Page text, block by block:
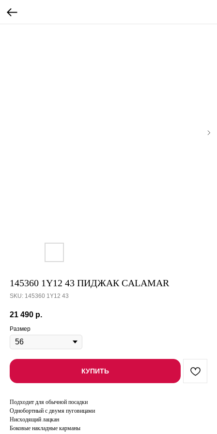
145360 1Y12 43 ПИДЖАК CALAMAR
SKU: 145360 1Y12 43
21 490 р.
Размер
КУПИТЬ
Подходит для обычной посадки
Однобортный с двумя пуговицами
Нисходящий лацкан
Боковые накладные карманы